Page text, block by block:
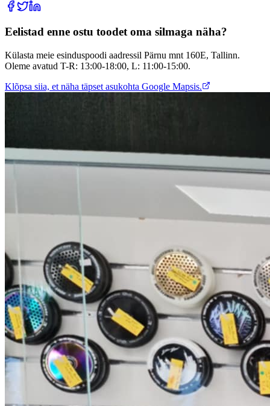
Eelistad enne ostu toodet oma silmaga näha?
Külasta meie esinduspoodi aadressil Pärnu mnt 160E, Tallinn.
Oleme avatud T-R: 13:00-18:00, L: 11:00-15:00.
Klõpsa siia, et näha täpset asukohta Google Mapsis.